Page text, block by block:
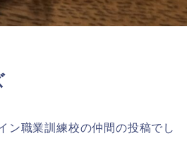
ン職業訓練校の仲間の投稿でし